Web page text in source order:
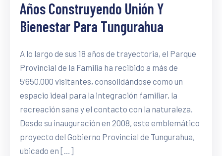
Años Construyendo Unión Y
Bienestar Para Tungurahua
A lo largo de sus 18 años de trayectoria, el Parque
Provincial de la Familia ha recibido a más de
5’650.000 visitantes, consolidándose como un
espacio ideal para la integración familiar, la
recreación sana y el contacto con la naturaleza.
Desde su inauguración en 2008, este emblemático
proyecto del Gobierno Provincial de Tungurahua,
ubicado en […]